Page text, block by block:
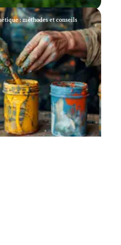
: méthodes et conseils